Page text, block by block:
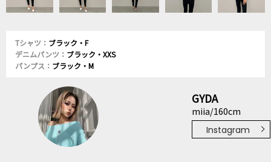
Tシャツ： ブラック・F
デニムパンツ： ブラック・XXS
パンプス： ブラック・M
GYDA
miia/160cm
Instagram